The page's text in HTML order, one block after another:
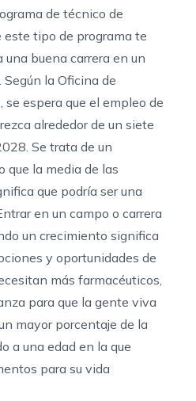
de técnico de
este tipo de programa te
buena carrera en un
Según la Oficina de
, se espera que el empleo de
alrededor de un siete
Se trata de un
que la media de las
que podría ser una
en un campo o carrera
un crecimiento significa
y oportunidades de
más farmacéuticos,
para que la gente viva
mayor porcentaje de la
a una edad en la que
para su vida